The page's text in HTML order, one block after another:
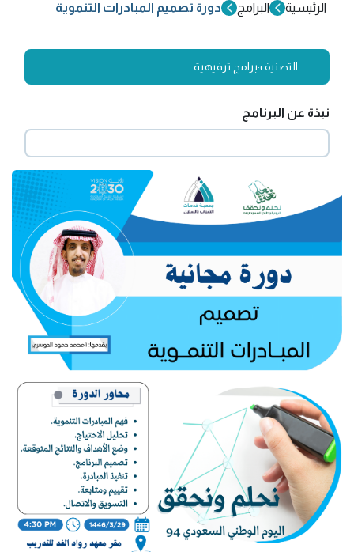
الرئيسية البرامج دورة تصميم المبادرات التنموية
التصنيف:برامج ترفيهية
نبذة عن البرنامج